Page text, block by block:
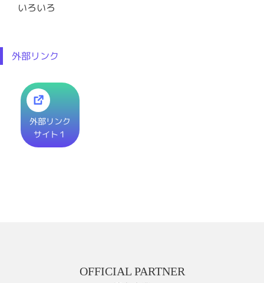
いろいろ
外部リンク
外部リンク
サイト１
OFFICIAL PARTNER